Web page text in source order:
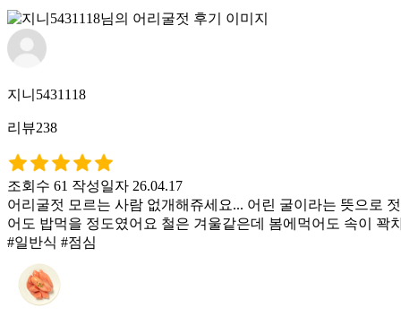
지니5431118
리뷰238
조회수 61 작성일자 26.04.17
어리굴젓 모르는 사람 없개해쥬세요... 어린 굴이라는 뜻으로
어도 밥먹을 정도였어요 철은 겨울같은데 봄에먹어도 속이 꽉
#일반식 #점심